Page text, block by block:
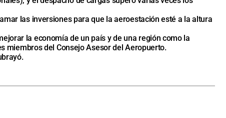
las inversiones para que la aeroestación esté a la altura
la economía de un país y de una región como la
miembros del Consejo Asesor del Aeropuerto.